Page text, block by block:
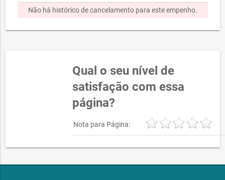
Não há histórico de cancelamento para este empenho.
Qual o seu nível de
satisfação com essa
página?
Nota para Página: